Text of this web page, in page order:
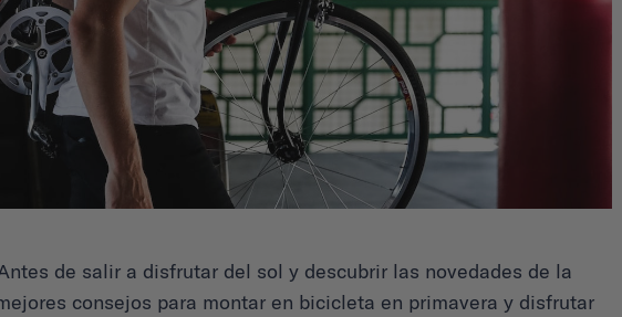
de salir a disfrutar del sol y descubrir las novedades de la
consejos para montar en bicicleta en primavera y disfrutar